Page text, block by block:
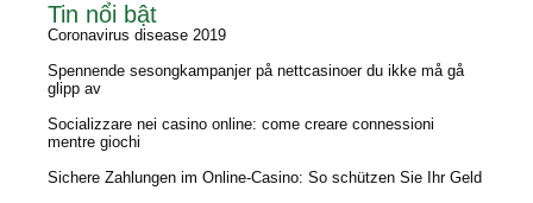
Tin nổi bật
Coronavirus disease 2019
Spennende sesongkampanjer på nettcasinoer du ikke må gå
glipp av
Socializzare nei casino online: come creare connessioni
mentre giochi
Sichere Zahlungen im Online-Casino: So schützen Sie Ihr Geld